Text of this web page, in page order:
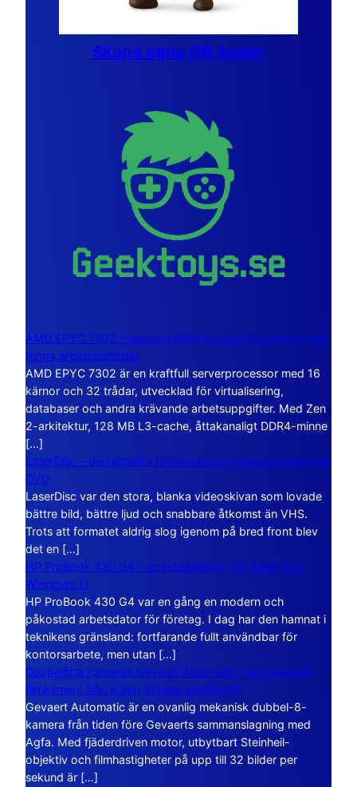
Skapa egna QR-koder
AMD EPYC 7302 – sexton kärnor byggda för servrar och
tunga arbetsstationer
AMD EPYC 7302 är en kraftfull serverprocessor med 16
kärnor och 32 trådar, utvecklad för virtualisering,
databaser och andra krävande arbetsuppgifter. Med Zen
2-arkitektur, 128 MB L3-cache, åttakanaligt DDR4-minne
[…]
LaserDisc – den jättelika filmskivan som visade vägen mot
DVD
LaserDisc var den stora, blanka videoskivan som lovade
bättre bild, bättre ljud och snabbare åtkomst än VHS.
Trots att formatet aldrig slog igenom på bred front blev
det en […]
HP ProBook 430 G4 – en arbetsdator från tiden före
Windows 11
HP ProBook 430 G4 var en gång en modern och
påkostad arbetsdator för företag. I dag har den hamnat i
teknikens gränsland: fortfarande fullt användbar för
kontorsarbete, men utan […]
Dubbelåtta Kameran Gevaert Automatic – en mekanisk
filmkamera från 8 mm-filmens storhetstid
Gevaert Automatic är en ovanlig mekanisk dubbel-8-
kamera från tiden före Gevaerts sammanslagning med
Agfa. Med fjäderdriven motor, utbytbart Steinheil-
objektiv och filmhastigheter på upp till 32 bilder per
sekund är […]